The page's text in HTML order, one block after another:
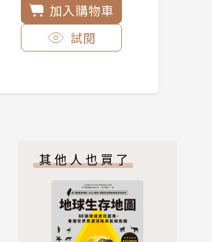
加入購物車
試閱
其他人也買了